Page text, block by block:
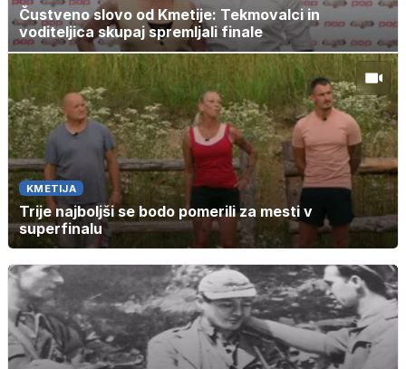
Čustveno slovo od Kmetije: Tekmovalci in
voditeljica skupaj spremljali finale
KMETIJA
Trije najboljši se bodo pomerili za mesti v
superfinalu